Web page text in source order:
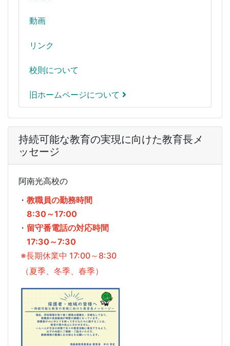
動画
リンク
校則について
旧ホームページについて
持続可能な教育の実現に向けた教育長メ
ッセージ
阿南光高校の
・ 教職員の勤務時間
8:30～17:00
・ 留守番電話の対応時間
17:30～7:30
※長期休業中 17:00～8:30
（夏季、冬季、春季）